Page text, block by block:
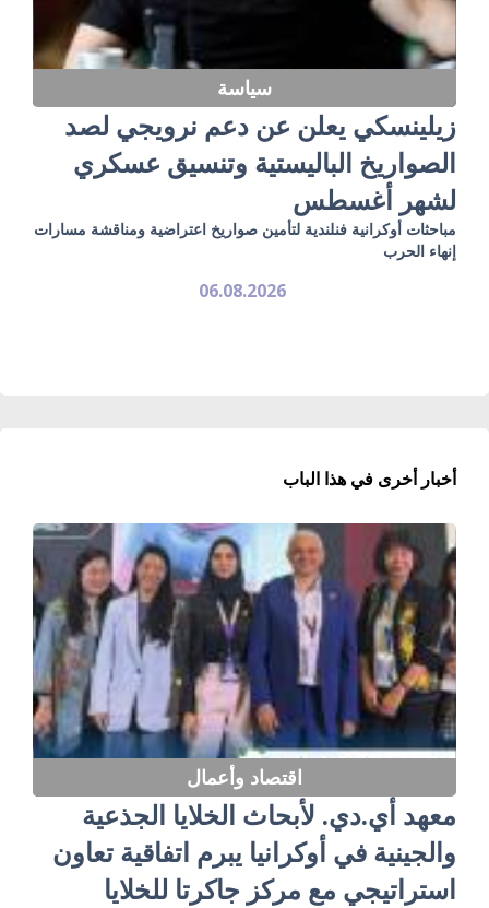
سياسة
زيلينسكي يعلن عن دعم نرويجي لصد
الصواريخ الباليستية وتنسيق عسكري
لشهر أغسطس
مباحثات أوكرانية فنلندية لتأمين صواريخ اعتراضية ومناقشة مسارات
إنهاء الحرب
06.08.2026
أخبار أخرى في هذا الباب
اقتصاد وأعمال
معهد أي.دي. لأبحاث الخلايا الجذعية
والجينية في أوكرانيا يبرم اتفاقية تعاون
استراتيجي مع مركز جاكرتا للخلايا